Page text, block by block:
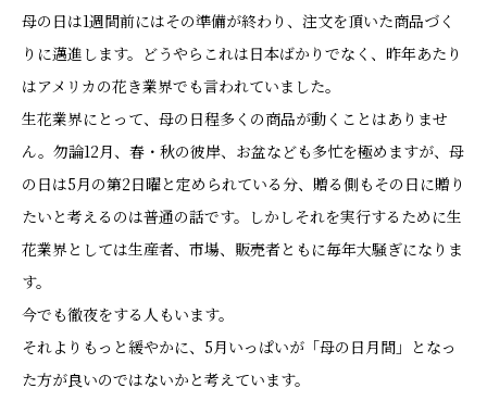
母の日は1週間前にはその準備が終わり、注文を頂いた商品づく
りに邁進します。どうやらこれは日本ばかりでなく、昨年あたり
はアメリカの花き業界でも言われていました。
生花業界にとって、母の日程多くの商品が動くことはありませ
ん。勿論12月、春・秋の彼岸、お盆なども多忙を極めますが、母
の日は5月の第2日曜と定められている分、贈る側もその日に贈り
たいと考えるのは普通の話です。しかしそれを実行するために生
花業界としては生産者、市場、販売者ともに毎年大騒ぎになりま
す。
今でも徹夜をする人もいます。
それよりもっと緩やかに、5月いっぱいが「母の日月間」となっ
た方が良いのではないかと考えています。